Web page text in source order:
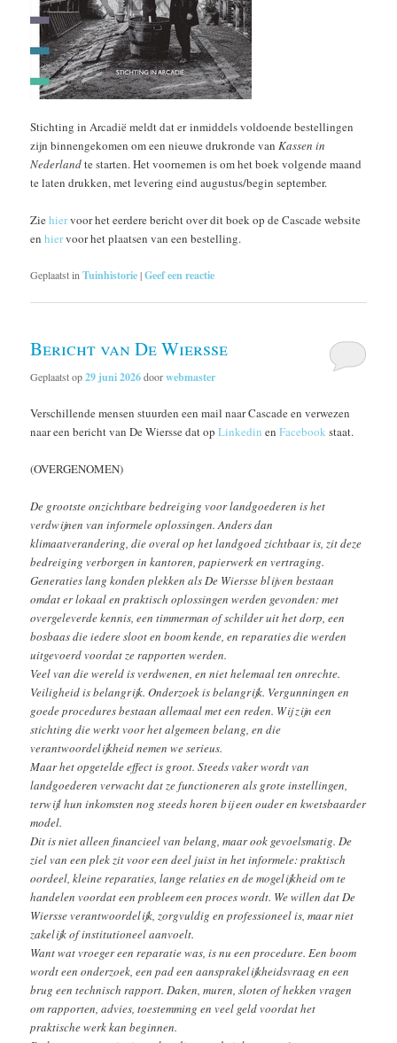
Stichting in Arcadië meldt dat er inmiddels voldoende bestellingen
zijn binnengekomen om een nieuwe drukronde vanKassen in
Nederlandte starten. Het voornemen is om het boek volgende maand
te laten drukken, met levering eind augustus/begin september.
Ziehiervoor het eerdere bericht over dit boek op de Cascade website
enhiervoor het plaatsen van een bestelling.
Geplaatst in Tuinhistorie|Geef een reactie
Bericht van De Wiersse
Geplaatst op29 juni 2026doorwebmaster
Verschillende mensen stuurden een mail naar Cascade en verwezen
naar een bericht van De Wiersse dat opLinkedin enFacebook staat.
(OVERGENOMEN)
De grootste onzichtbare bedreiging voor landgoederen is het
verdwijnen van informele oplossingen. Anders dan
klimaatverandering, die overal op het landgoed zichtbaar is, zit deze
bedreiging verborgen in kantoren, papierwerk en vertraging.
Generaties lang konden plekken als De Wiersse blijven bestaan
omdat er lokaal en praktisch oplossingen werden gevonden: met
overgeleverde kennis, een timmerman of schilder uit het dorp, een
bosbaas die iedere sloot en boom kende, en reparaties die werden
uitgevoerd voordat ze rapporten werden.
Veel van die wereld is verdwenen, en niet helemaal ten onrechte.
Veiligheid is belangrijk. Onderzoek is belangrijk. Vergunningen en
goede procedures bestaan allemaal met een reden. Wij zijn een
stichting die werkt voor het algemeen belang, en die
verantwoordelijkheid nemen we serieus.
Maar het opgetelde effect is groot. Steeds vaker wordt van
landgoederen verwacht dat ze functioneren als grote instellingen,
terwijl hun inkomsten nog steeds horen bij een ouder en kwetsbaarder
model.
Dit is niet alleen financieel van belang, maar ook gevoelsmatig. De
ziel van een plek zit voor een deel juist in het informele: praktisch
oordeel, kleine reparaties, lange relaties en de mogelijkheid om te
handelen voordat een probleem een proces wordt. We willen dat De
Wiersse verantwoordelijk, zorgvuldig en professioneel is, maar niet
zakelijk of institutioneel aanvoelt.
Want wat vroeger een reparatie was, is nu een procedure. Een boom
wordt een onderzoek, een pad een aansprakelijkheidsvraag en een
brug een technisch rapport. Daken, muren, sloten of hekken vragen
om rapporten, advies, toestemming en veel geld voordat het
praktische werk kan beginnen.